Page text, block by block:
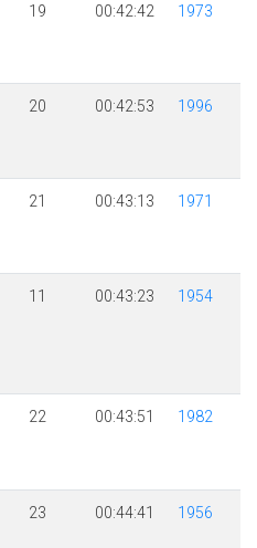
19 00:42:42 1973
20 00:42:53 1996
21 00:43:13 1971
11 00:43:23 1954
22 00:43:51 1982
23 00:44:41 1956